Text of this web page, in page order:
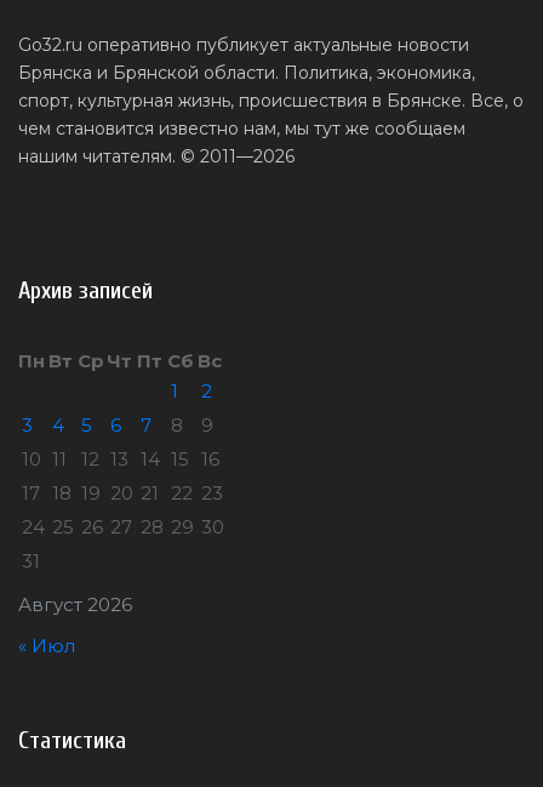
Go32.ru оперативно публикует актуальные новости
Брянска и Брянской области. Политика, экономика,
спорт, культурная жизнь, происшествия в Брянске. Все, о
чем становится известно нам, мы тут же сообщаем
нашим читателям. © 2011—2026
Архив записей
Август 2026
Пн Вт Ср Чт Пт Сб Вс
1
2
3
4 5 6 7 8
9
10 11 12 13 14 15 16
17 18 19 20 21 22 23
24 25 26 27 28 29 30
31
« Июл
Статистика